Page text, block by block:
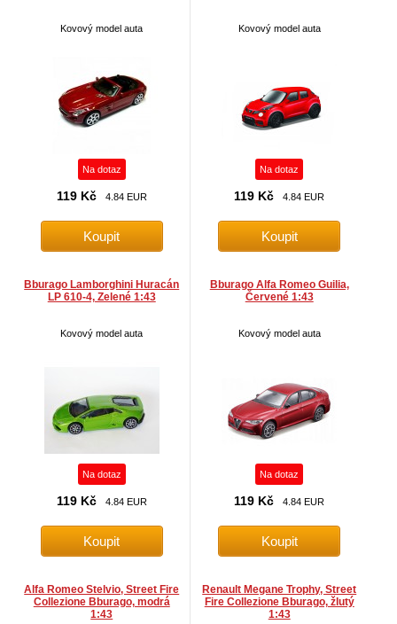
Kovový model auta
Na dotaz
119 Kč 4.84 EUR
Kovový model auta
Na dotaz
119 Kč 4.84 EUR
Bburago Lamborghini Huracán
LP 610-4, Zelené 1:43
Kovový model auta
Na dotaz
119 Kč 4.84 EUR
Bburago Alfa Romeo Guilia,
Červené 1:43
Kovový model auta
Na dotaz
119 Kč 4.84 EUR
Alfa Romeo Stelvio, Street Fire
Collezione Bburago, modrá
1:43
Renault Megane Trophy, Street
Fire Collezione Bburago, žlutý
1:43